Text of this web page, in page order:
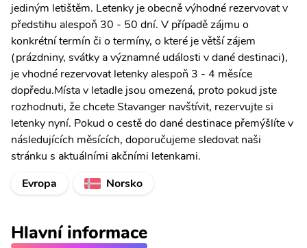
jediným letištěm. Letenky je obecně výhodné rezervovat v
předstihu alespoň 30 - 50 dní. V případě zájmu o
konkrétní termín či o termíny, o které je větší zájem
(prázdniny, svátky a významné události v dané destinaci),
je vhodné rezervovat letenky alespoň 3 - 4 měsíce
dopředu.Místa v letadle jsou omezená, proto pokud jste
rozhodnuti, že chcete Stavanger navštívit, rezervujte si
letenky nyní. Pokud o cestě do dané destinace přemýšlíte v
následujících měsících, doporučujeme sledovat naši
stránku s aktuálními akčními letenkami.
Evropa
Norsko
Hlavní informace